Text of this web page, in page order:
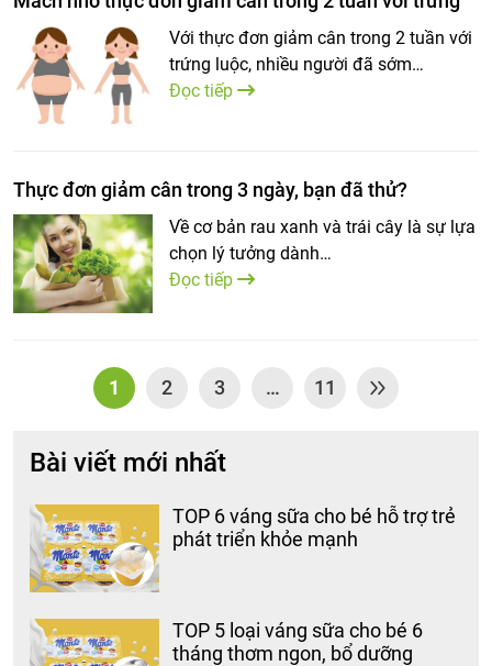
Với thực đơn giảm cân trong 2 tuần với
trứng luộc, nhiều người đã sớm…
Đọc tiếp
Thực đơn giảm cân trong 3 ngày, bạn đã thử?
Về cơ bản rau xanh và trái cây là sự lựa
chọn lý tưởng dành…
Đọc tiếp
1 2 3 … 11
Bài viết mới nhất
TOP 6 váng sữa cho bé hỗ trợ trẻ
phát triển khỏe mạnh
TOP 5 loại váng sữa cho bé 6
tháng thơm ngon, bổ dưỡng